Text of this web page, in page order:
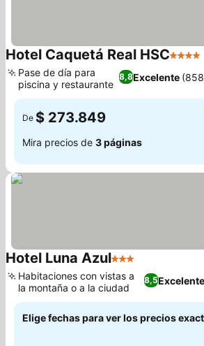
Hotel Caquetá Real HSC4
8,8Excelente
Pase de día para
piscina y restaurante
De $ 273.849
Mira precios de 3 páginas
Hotel Luna Azul3 Estrellas
8,5Excelente
Habitaciones con vistas a
la montaña o a la ciudad
Elige fechas para ver los precios